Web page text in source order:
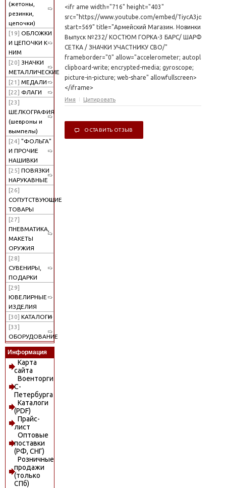
(жетоны,
резинки,
цепочки)
[19] ОБЛОЖКИ
И ЦЕПОЧКИ К
НИМ
[20] ЗНАЧКИ
МЕТАЛЛИЧЕСКИЕ
[21] МЕДАЛИ
[22] ФЛАГИ
[23]
ШЕЛКОГРАФИЯ
(шевроны и
вымпелы)
[24] "ФОЛЬГА"
И ПРОЧИЕ
НАШИВКИ
[25] ПОВЯЗКИ
НАРУКАВНЫЕ
[26]
СОПУТСТВУЮЩИЕ
ТОВАРЫ
[27]
ПНЕВМАТИКА,
МАКЕТЫ
ОРУЖИЯ
[28]
СУВЕНИРЫ,
ПОДАРКИ
[29]
ЮВЕЛИРНЫЕ
ИЗДЕЛИЯ
[30] КАТАЛОГИ
[33]
ОБОРУДОВАНИЕ
Информация
Карта
сайта
Военторги
С-
Петербурга
Каталоги
(PDF)
Прайс-
лист
Оптовые
поставки
(РФ, СНГ)
Розничные
продажи
(только
СПб)
<ifr ame width="716" height="403"
src="https://www.youtube.com/embed/TiycA3jonn4?
start=569" title="Армейский Магазин. Новинки.
Выпуск №232/ КОСТЮМ ГОРКА-3 БАРС/ ШАРФ-
СЕТКА / ЗНАЧКИ УЧАСТНИКУ СВО/"
frameborder="0" allow="accelerometer; autoplay;
clipboard-write; encrypted-media; gyroscope;
picture-in-picture; web-share" allowfullscreen>
</iframe>
Имя Цитировать
ОСТАВИТЬ ОТЗЫВ